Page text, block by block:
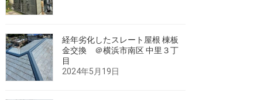
経年劣化したスレート屋根 棟板
金交換 ＠横浜市南区 中里３丁
目
2024年5月19日